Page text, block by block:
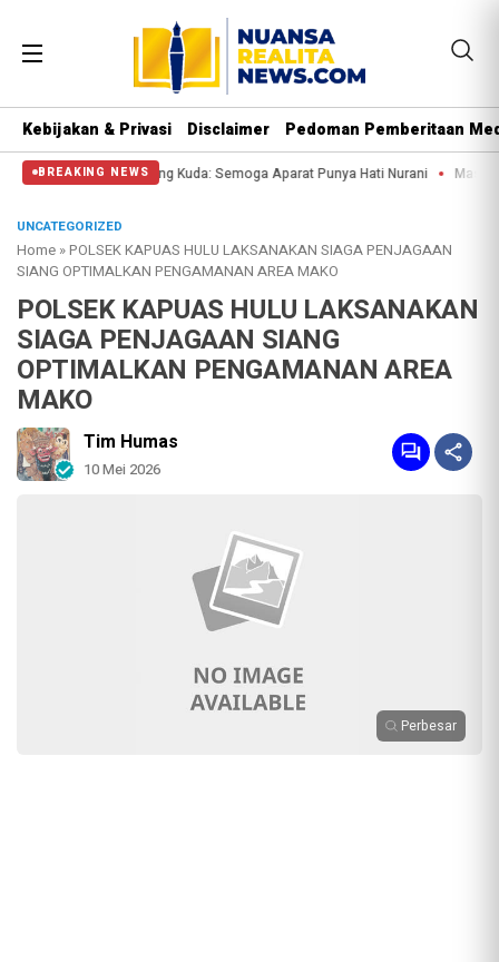
Kebijakan & Privasi Disclaimer Pedoman Pemberitaan
BREAKING NEWS
di Patung Kuda: Semoga Aparat Punya Hati Nurani Massa Reuni 212
UNCATEGORIZED
Home »POLSEK KAPUAS HULU LAKSANAKAN SIAGA PENJAGAAN
SIANG OPTIMALKAN PENGAMANAN AREA MAKO
POLSEK KAPUAS HULU LAKSANAKAN
SIAGA PENJAGAAN SIANG
OPTIMALKAN PENGAMANAN AREA
MAKO
Tim Humas
10 Mei 2026
Perbesar